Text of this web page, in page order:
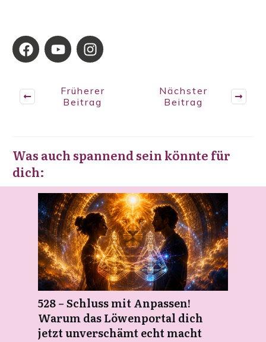
Früherer
Beitrag
Nächster
Beitrag
Was auch spannend sein könnte für
dich:
528 – Schluss mit Anpassen!
Warum das Löwenportal dich
jetzt unverschämt echt macht